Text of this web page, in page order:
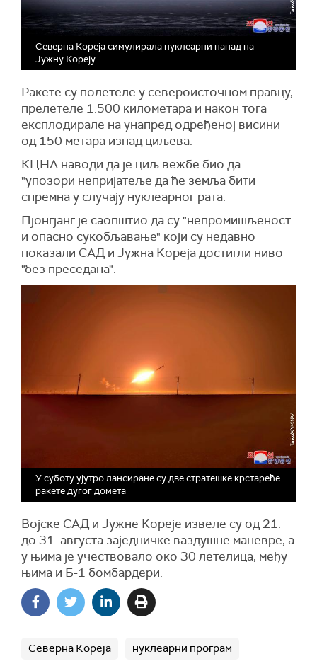
Северна Кореја симулирала нуклеарни напад на
Јужну Кореју
Ракете су полетеле у североисточном правцу,
прелетеле 1.500 километара и након тога
експлодирале на унапред одређеној висини
од 150 метара изнад циљева.
КЦНА наводи да је циљ вежбе био да
"упозори непријатеље да ће земља бити
спремна у случају нуклеарног рата.
Пјонгјанг је саопштио да су "непромишљеност
и опасно сукобљавање" који су недавно
показали САД и Јужна Кореја достигли ниво
"без преседана".
У суботу ујутро лансиране су две стратешке крстареће
ракете дугог домета
Војске САД и Јужне Кореје извеле су од 21.
до 31. августа заједничке ваздушне маневре, а
у њима је учествовало око 30 летелица, међу
њима и Б-1 бомбардери.
Северна Кореја нуклеарни програм